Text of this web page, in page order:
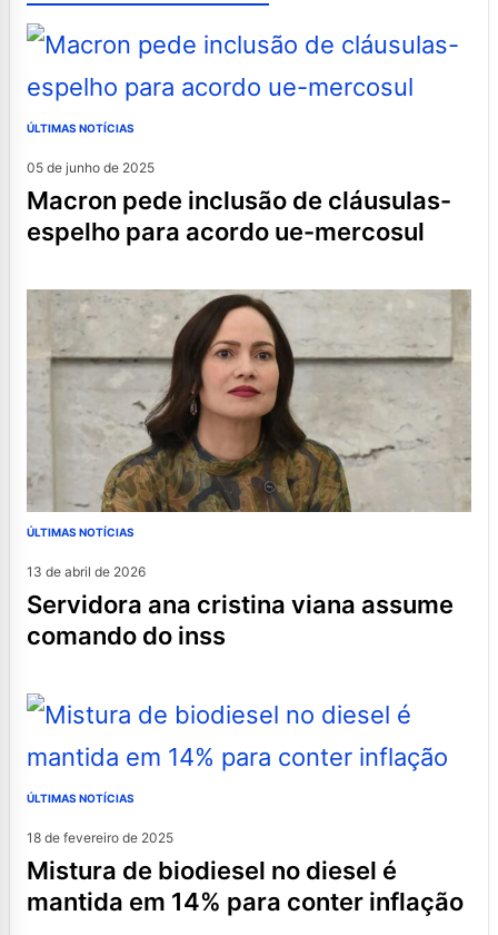
ÚLTIMAS NOTÍCIAS
05 de junho de 2025
macron pede inclusão de cláusulas-
espelho para acordo ue-mercosul
ÚLTIMAS NOTÍCIAS
13 de abril de 2026
servidora ana cristina viana assume
comando do inss
ÚLTIMAS NOTÍCIAS
18 de fevereiro de 2025
mistura de biodiesel no diesel é
mantida em 14% para conter inflação